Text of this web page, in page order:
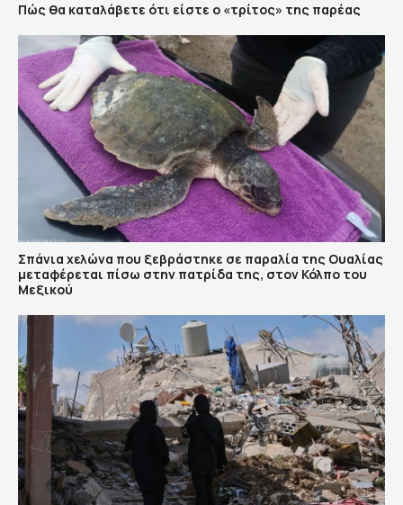
Πώς θα καταλάβετε ότι είστε ο «τρίτος» της παρέας
Σπάνια χελώνα που ξεβράστηκε σε παραλία της Ουαλίας
μεταφέρεται πίσω στην πατρίδα της, στον Κόλπο του
Μεξικού